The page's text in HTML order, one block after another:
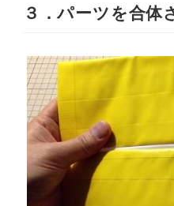
３．パーツを合体